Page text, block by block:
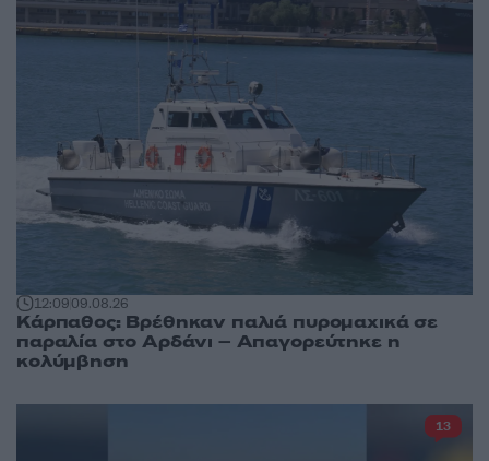
12:0909.08.26
Κάρπαθος: Βρέθηκαν παλιά πυρομαχικά σε
παραλία στο Αρδάνι – Απαγορεύτηκε η
κολύμβηση
13